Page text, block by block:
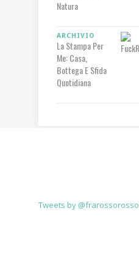
Natura
ARCHIVIO
La Stampa Per
Me: Casa,
Bottega E Sfida
Quotidiana
Tweets by @frarossorosso